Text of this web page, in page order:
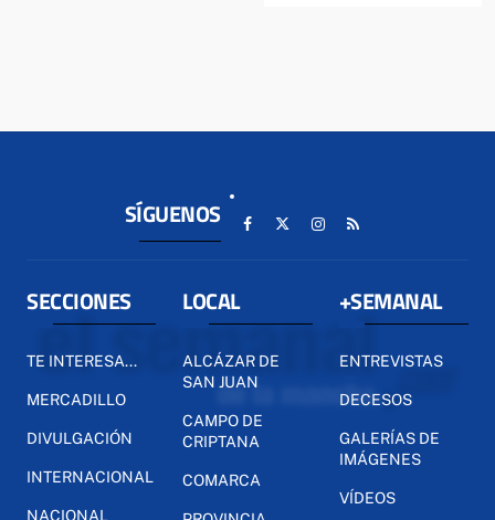
SÍGUENOS
SECCIONES
TE INTERESA...
MERCADILLO
DIVULGACIÓN
INTERNACIONAL
NACIONAL
LOCAL
ALCÁZAR DE
SAN JUAN
CAMPO DE
CRIPTANA
COMARCA
+SEMANAL
ENTREVISTAS
DECESOS
GALERÍAS DE
IMÁGENES
VÍDEOS